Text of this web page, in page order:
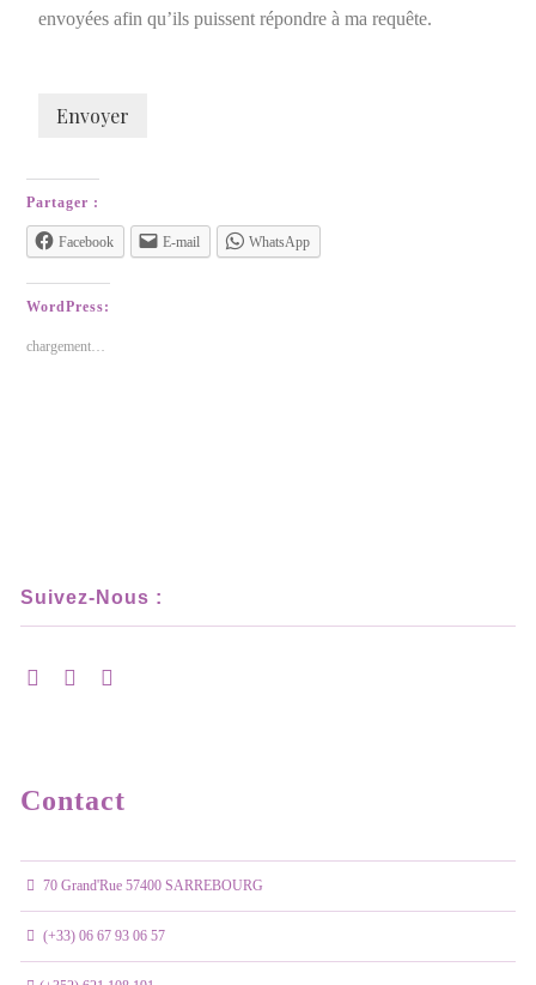
envoyées afin qu’ils puissent répondre à ma requête.
Envoyer
Partager :
Facebook E-mail WhatsApp
WordPress:
chargement…
Suivez-Nous :
Contact
70 Grand'Rue 57400 SARREBOURG
(+33) 06 67 93 06 57